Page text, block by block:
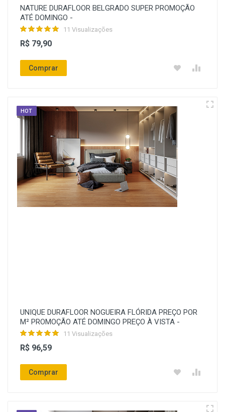
NATURE DURAFLOOR BELGRADO SUPER PROMOÇÃO
ATÉ DOMINGO -
11 Visualizações
R$ 79,90
Comprar
HOT
UNIQUE DURAFLOOR NOGUEIRA FLÓRIDA PREÇO POR
M² PROMOÇÃO ATÉ DOMINGO PREÇO À VISTA -
11 Visualizações
R$ 96,59
Comprar